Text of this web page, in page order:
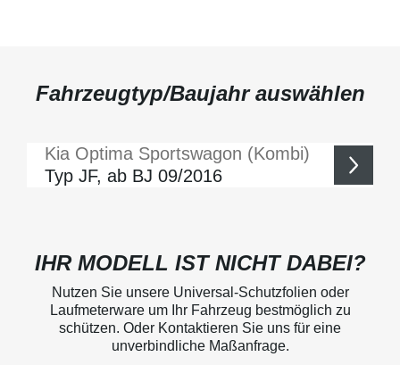
Fahrzeugtyp/Baujahr auswählen
Kia Optima Sportswagon (Kombi)
Typ JF, ab BJ 09/2016
IHR MODELL IST NICHT DABEI?
Nutzen Sie unsere Universal-Schutzfolien oder
Laufmeterware um Ihr Fahrzeug bestmöglich zu
schützen. Oder Kontaktieren Sie uns für eine
unverbindliche Maßanfrage.